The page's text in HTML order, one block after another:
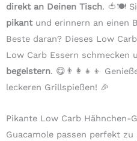
direkt an Deinen Tisch. 🍅🍽️
pikantund erinnern an einen
Beste daran? Dieses Low
Low Carb Essern schmecken
begeistern. 😋👨‍👩‍👧‍👦
leckeren Grillspießen! 🎉
Pikante Low Carb Hähnchen-
Guacamole passen perfekt